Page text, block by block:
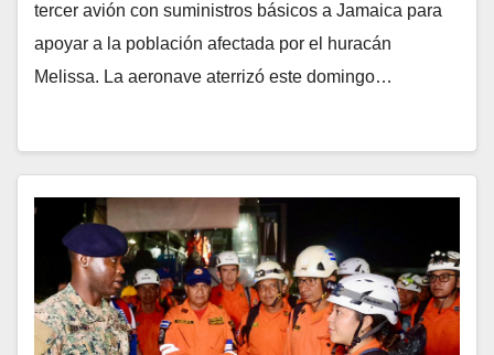
tercer avión con suministros básicos a Jamaica para
apoyar a la población afectada por el huracán
Melissa. La aeronave aterrizó este domingo…